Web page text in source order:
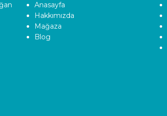
Anasayfa
Hakkımızda
Mağaza
Blog